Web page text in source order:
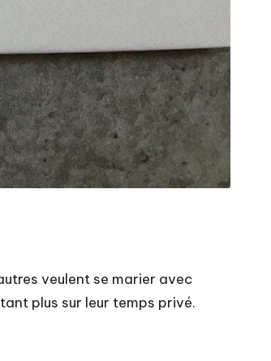
veulent se marier avec
plus sur leur temps privé.